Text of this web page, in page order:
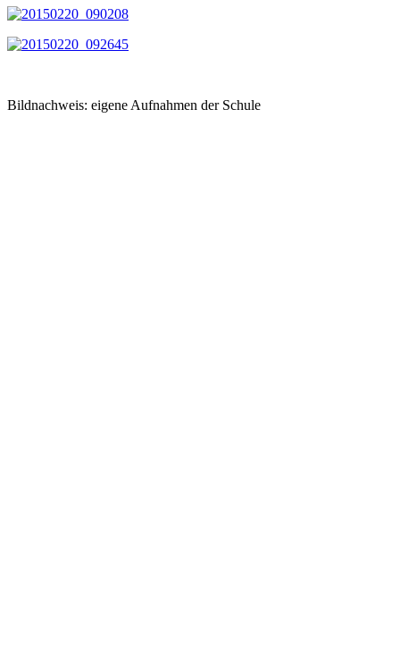
Bildnachweis: eigene Aufnahmen der Schule